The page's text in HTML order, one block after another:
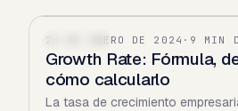
24 DE ENERO DE 2024 · 9 MIN
Growth Rate: Fórmula,
cómo calcularlo
La tasa de crecimiento